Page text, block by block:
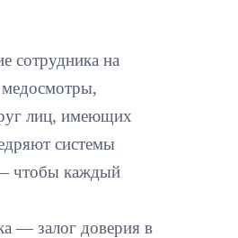
сотрудника на
медосмотры,
лиц, имеющих
системы
чтобы каждый
— залог доверия в